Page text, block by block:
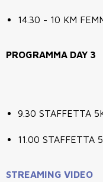
14.30 - 10 KM
PROGRAMMA DAY 3
9.30 STAFFETTA
11.00 STAFFETTA
STREAMING VIDEO